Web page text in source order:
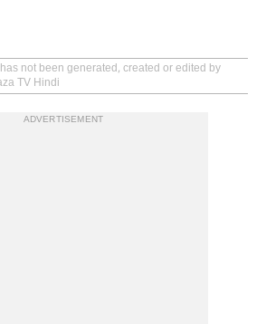
not been generated, created or edited by
TV Hindi
ADVERTISEMENT